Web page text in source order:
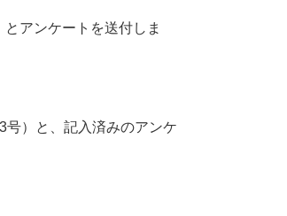
アンケートを送付しま
）と、記入済みのアンケ